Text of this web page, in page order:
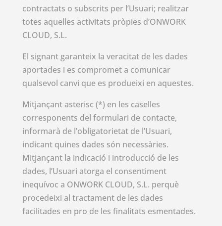
contractats o subscrits per l’Usuari; realitzar
totes aquelles activitats pròpies d’ONWORK
CLOUD, S.L.
El signant garanteix la veracitat de les dades
aportades i es compromet a comunicar
qualsevol canvi que es produeixi en aquestes.
Mitjançant asterisc (*) en les caselles
corresponents del formulari de contacte,
informarà de l’obligatorietat de l’Usuari,
indicant quines dades són necessàries.
Mitjançant la indicació i introducció de les
dades, l’Usuari atorga el consentiment
inequívoc a ONWORK CLOUD, S.L. perquè
procedeixi al tractament de les dades
facilitades en pro de les finalitats esmentades.